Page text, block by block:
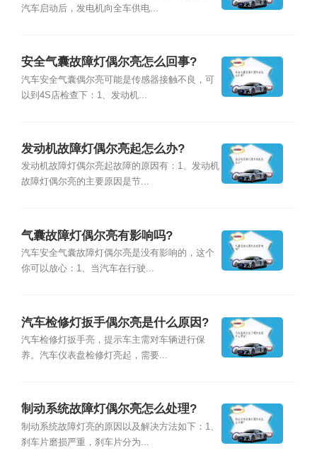
汽车启动后，发电机向全车供电...
安全气囊故障灯偶尔亮怎么回事?
汽车安全气囊偶尔亮可能是传感器接触不良，可
以到4S店检查下：1、发动机...
发动机故障灯偶尔亮起怎么办?
发动机故障灯偶尔亮起故障的原因有：1、发动机
故障灯偶尔亮的主要原因是节...
气囊故障灯偶尔亮有影响吗?
汽车安全气囊故障灯偶尔亮是没有影响的，这个
你可以放心：1、当汽车在行驶...
汽车检修灯扳手偶尔亮是什么原因?
汽车检修灯扳手亮，提示车主需对车辆进行保
养。汽车仪表盘检修灯亮起，需要...
制动系统故障灯偶尔亮怎么处理?
制动系统故障灯亮的原因以及解决方法如下：1、
刹车片磨损严重，刹车片分为...